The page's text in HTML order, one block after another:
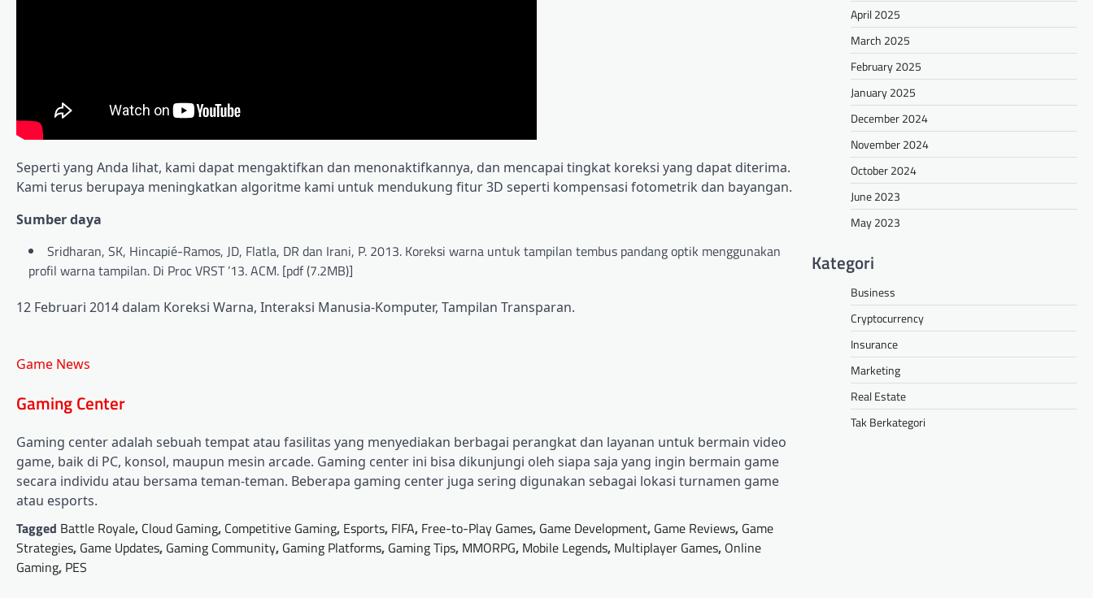
Seperti yang Anda lihat, kami dapat mengaktifkan dan menonaktifkannya, dan mencapai tingkat koreksi yang dapat diterima.
Kami terus berupaya meningkatkan algoritme kami untuk mendukung fitur 3D seperti kompensasi fotometrik dan bayangan.
Sumber daya
Sridharan, SK, Hincapié-Ramos, JD, Flatla, DR dan Irani, P. 2013. Koreksi warna untuk tampilan tembus pandang optik menggunakan
profil warna tampilan. Di Proc VRST ’13. ACM. [pdf (7.2MB)]
12 Februari 2014 dalam Koreksi Warna, Interaksi Manusia-Komputer, Tampilan Transparan.
Game News
Gaming Center
Gaming center adalah sebuah tempat atau fasilitas yang menyediakan berbagai perangkat dan layanan untuk bermain video
game, baik di PC, konsol, maupun mesin arcade. Gaming center ini bisa dikunjungi oleh siapa saja yang ingin bermain game
secara individu atau bersama teman-teman. Beberapa gaming center juga sering digunakan sebagai lokasi turnamen game
atau esports.
Tagged Battle Royale, Cloud Gaming, Competitive Gaming, Esports, FIFA, Free-to-Play Games, Game Development, Game Reviews, Game
Strategies, Game Updates, Gaming Community, Gaming Platforms, Gaming Tips, MMORPG, Mobile Legends, Multiplayer Games, Online
Gaming, PES
April 2025
March 2025
February 2025
January 2025
December 2024
November 2024
October 2024
June 2023
May 2023
Kategori
Business
Cryptocurrency
Insurance
Marketing
Real Estate
Tak Berkategori